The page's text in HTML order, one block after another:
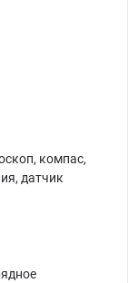
компас,
датчик